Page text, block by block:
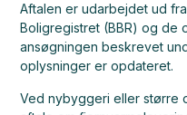
Aftalen er udarbejdet ud
Boligregistret (BBR) og de
ansøgningen beskrevet
oplysninger er opdateret.
Ved nybyggeri eller større